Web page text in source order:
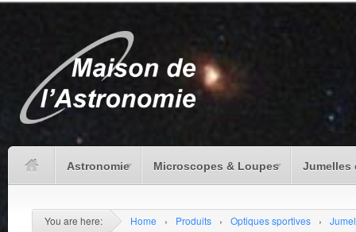
Astronomie Microscopes & Loupes Jumelles
You are here: Home › Produits › Optiques sportives ›